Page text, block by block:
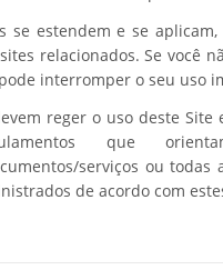
se estendem e se
relacionados. Se você
interromper o seu uso
reger o uso deste
que
serviços ou
de acordo com